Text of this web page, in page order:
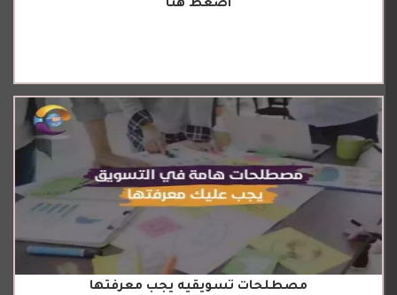
اضغط هنا
مصطلحات تسويقيه يجب معرفتها